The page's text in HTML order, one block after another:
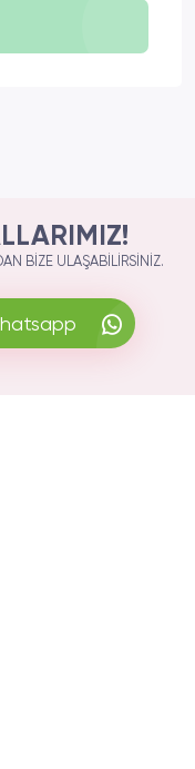
BIZE ULAŞABILIRSINIZ.